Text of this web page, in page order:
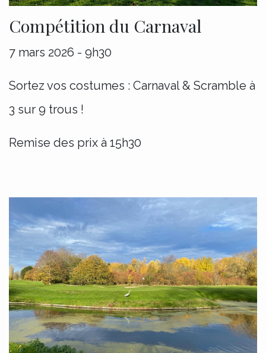
Compétition du Carnaval
7 mars 2026 - 9h30
Sortez vos costumes : Carnaval & Scramble à
3 sur 9 trous !
Remise des prix à 15h30